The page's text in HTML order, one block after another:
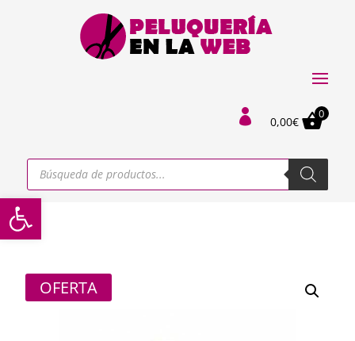
Abrir barra de herramientas
 0,00€
0
Búsqueda
productos
OFERTA